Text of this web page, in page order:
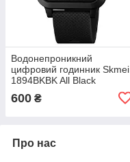
Водонепроникний
цифровий годинник Skmei
1894BKBK All Black
600 ₴
Про нас